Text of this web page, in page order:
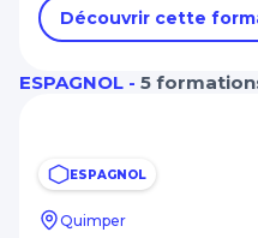
Découvrir cette
ESPAGNOL - 5
ESPAGNOL
Quimper